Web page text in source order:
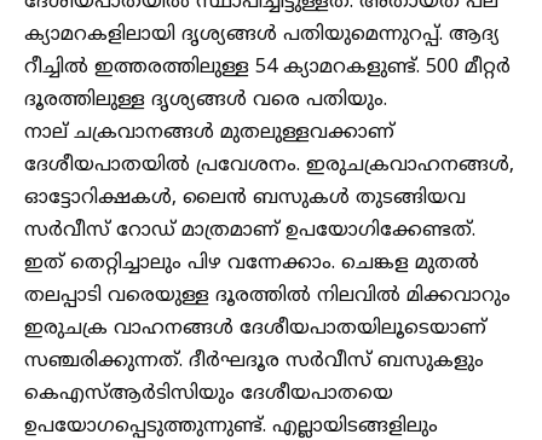
ക്യാമറകളിലായി ദൃശ്യങ്ങൾ പതിയുമെന്നുറപ്പ്. ആദ്യ
റീച്ചിൽ ഇത്തരത്തിലുള്ള 54 ക്യാമറകളുണ്ട്. 500 മീറ്റർ
ദൂരത്തിലുള്ള ദൃശ്യങ്ങൾ വരെ പതിയും.
നാല് ചക്രവാനങ്ങൾ മുതലുള്ളവക്കാണ്
ദേശീയപാതയിൽ പ്രവേശനം. ഇരുചക്രവാഹനങ്ങൾ,
ഓട്ടോറിക്ഷകൾ, ലൈൻ ബസുകൾ തുടങ്ങിയവ
സർവീസ് റോഡ് മാത്രമാണ് ഉപയോഗിക്കേണ്ടത്.
ഇത് തെറ്റിച്ചാലും പിഴ വന്നേക്കാം. ചെങ്കള മുതൽ
തലപ്പാടി വരെയുള്ള ദൂരത്തിൽ നിലവിൽ മിക്കവാറും
ഇരുചക്ര വാഹനങ്ങൾ ദേശീയപാതയിലൂടെയാണ്
സഞ്ചരിക്കുന്നത്. ദീർഘദൂര സർവീസ് ബസുകളും
കെഎസ്ആർടിസിയും ദേശീയപാതയെ
ഉപയോഗപ്പെടുത്തുന്നുണ്ട്. എല്ലായിടങ്ങളിലും